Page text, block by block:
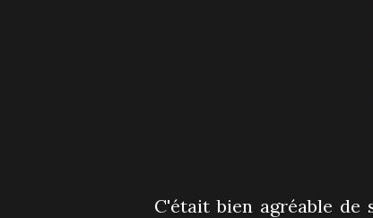
C'était bien agréable